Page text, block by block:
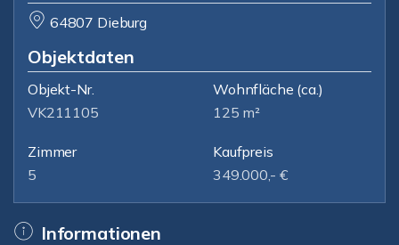
64807 Dieburg
Objektdaten
Objekt-Nr.
VK211105
Wohnfläche (ca.)
125 m²
Zimmer
5
Kaufpreis
349.000,- €
Informationen